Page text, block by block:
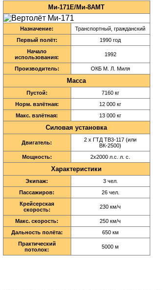
Ми-171Е/Ми-8AMT
Назначение:
Транспортный, гражданский
Первый полёт:
1990 год
Начало
использования:
1992
Производитель: ОКБ М. Л. Миля
Масса
Пустой:
7160 кг
Норм. взлётная:
12 000 кг
Макс. взлётная:
13 000 кг
Силовая установка
Двигатель:
2 х ГТД ТВ3-117 (или
ВК-2500)
Мощность:
2х2000 л.с. л. с.
Характеристики
Экипаж:
3 чел.
Пассажиров:
26 чел.
Крейсерская
скорость:
230 км/ч
Макс. скорость:
250 км/ч
Дальность полёта:
650 км
Практический
потолок:
5000 м